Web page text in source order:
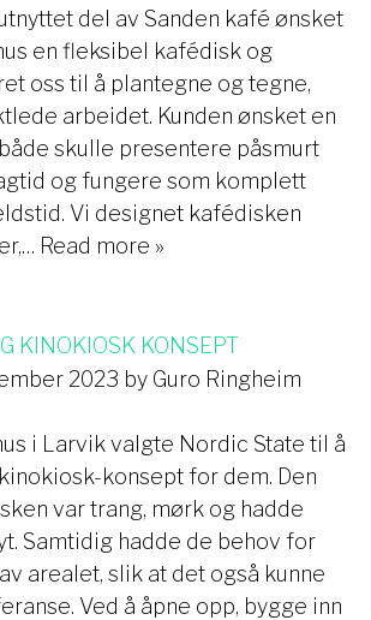
del av Sanden kafé ønsket
en fleksibel kafédisk og
oss til å plantegne og tegne,
arbeidet. Kunden ønsket en
skulle presentere påsmurt
og fungere som komplett
Vi designet kafédisken
Read more »
KINOKIOSK KONSEPT
2023 by Guro Ringheim
i Larvik valgte Nordic State til å
konsept for dem. Den
var trang, mørk og hadde
Samtidig hadde de behov for
arealet, slik at det også kunne
Ved å åpne opp, bygge inn